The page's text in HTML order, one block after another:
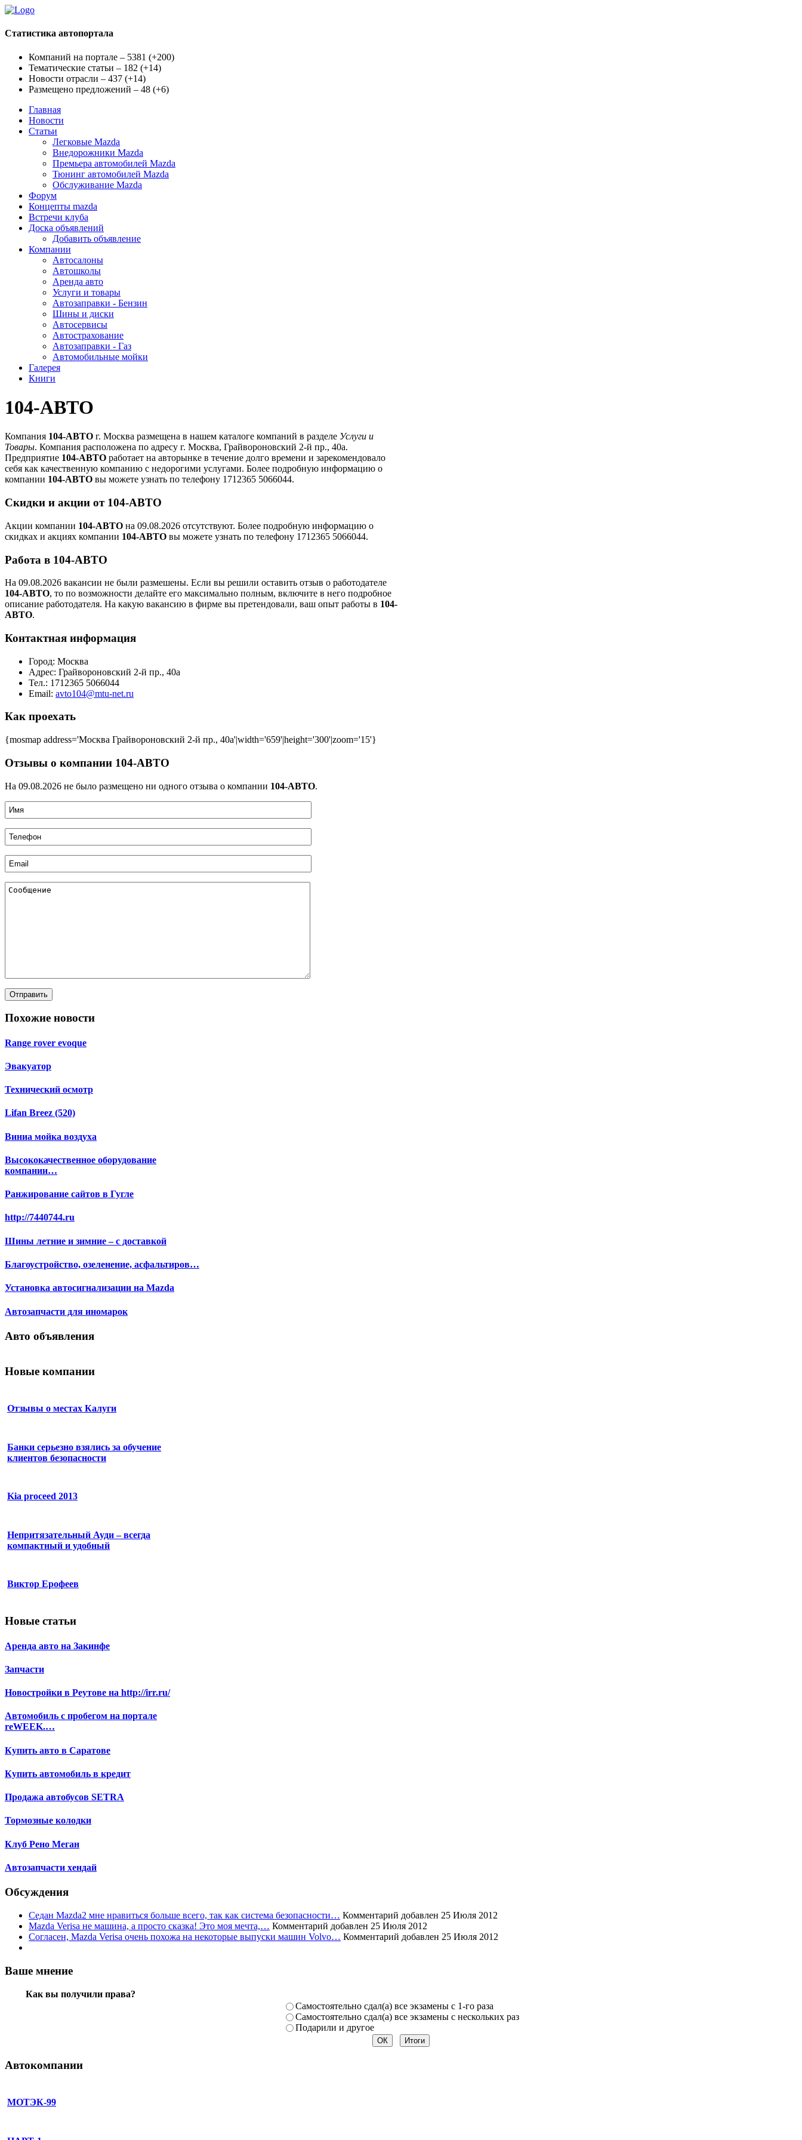
Статистика автопортала
Компаний на портале – 5381 (+200)
Тематические статьи – 182 (+14)
Новости отрасли – 437 (+14)
Размещено предложений – 48 (+6)
Главная
Новости
Статьи
Легковые Mazda
Внедорожники Mazda
Премьера автомобилей Mazda
Тюнинг автомобилей Mazda
Обслуживание Mazda
Форум
Концепты mazda
Встречи клуба
Доска объявлений
Добавить объявление
Компании
Автосалоны
Автошколы
Аренда авто
Услуги и товары
Автозаправки - Бензин
Шины и диски
Автосервисы
Автострахование
Автозаправки - Газ
Автомобильные мойки
Галерея
Книги
104-АВТО
Компания 104-АВТО г. Москва размещена в нашем каталоге компаний в разделе Услуги и
Товары. Компания расположена по адресу г. Москва, Грайвороновский 2-й пр., 40а.
Предприятие 104-АВТО работает на авторынке в течение долго времени и зарекомендовало
себя как качественную компанию с недорогими услугами. Более подробную информацию о
компании 104-АВТО вы можете узнать по телефону 1712365 5066044.
Скидки и акции от 104-АВТО
Акции компании 104-АВТО на 09.08.2026 отсутствуют. Более подробную информацию о
скидках и акциях компании 104-АВТО вы можете узнать по телефону 1712365 5066044.
Работа в 104-АВТО
На 09.08.2026 вакансии не были размешены. Если вы решили оставить отзыв о работодателе
104-АВТО, то по возможности делайте его максимально полным, включите в него подробное
описание работодателя. На какую вакансию в фирме вы претендовали, ваш опыт работы в 104-
АВТО.
Контактная информация
Город: Москва
Адрес: Грайвороновский 2-й пр., 40а
Тел.: 1712365 5066044
Email: avto104@mtu-net.ru
Как проехать
{mosmap address='Москва Грайвороновский 2-й пр., 40а'|width='659'|height='300'|zoom='15'}
Отзывы о компании 104-АВТО
На 09.08.2026 не было размещено ни одного отзыва о компании 104-АВТО.
Похожие новости
Range rover evoque
Эвакуатор
Технический осмотр
Lifan Breez (520)
Виниа мойка воздуха
Высококачественное оборудование
компании…
Ранжирование сайтов в Гугле
http://7440744.ru
Шины летние и зимние – с доставкой
Благоустройство, озеленение, асфальтиров…
Установка автосигнализации на Mazda
Автозапчасти для иномарок
Авто объявления
Новые компании
Отзывы о местах Калуги
Банки серьезно взялись за обучение
клиентов безопасности
Kia proceed 2013
Непритязательный Ауди – всегда
компактный и удобный
Виктор Ерофеев
Новые статьи
Аренда авто на Закинфе
Запчасти
Новостройки в Реутове на http://irr.ru/
Автомобиль с пробегом на портале
reWEEK.…
Купить авто в Саратове
Купить автомобиль в кредит
Продажа автобусов SETRA
Тормозные колодки
Клуб Рено Меган
Автозапчасти хендай
Обсуждения
Седан Mazda2 мне нравиться больше всего, так как система безопасности… Комментарий добавлен 25 Июля 2012
Mazda Verisa не машина, а просто сказка! Это моя мечта,… Комментарий добавлен 25 Июля 2012
Согласен, Mazda Verisa очень похожа на некоторые выпуски машин Volvo… Комментарий добавлен 25 Июля 2012
Ваше мнение
Как вы получили права?
Самостоя­тельно сдал(а) все экзамены­ с 1-го раза
Самостоя­тельно сдал(а) все экзамены­ с нескольк­их раз
Подарили­ и другое
Автокомпании
МОТЭК-99